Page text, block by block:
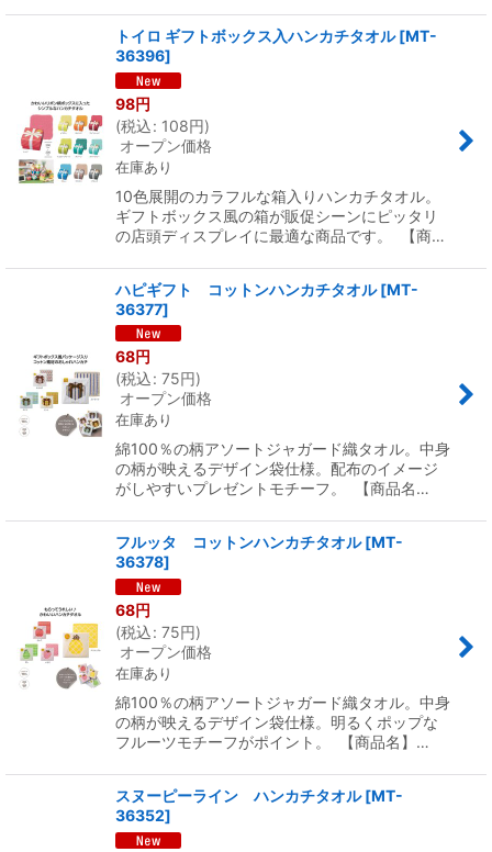
トイロ ギフトボックス入ハンカチタオル [MT-
36396]
98円
(税込: 108円)
オープン価格
在庫あり
10色展開のカラフルな箱入りハンカチタオル。
ギフトボックス風の箱が販促シーンにピッタリ
の店頭ディスプレイに最適な商品です。 【商…
ハピギフト コットンハンカチタオル [MT-
36377]
68円
(税込: 75円)
オープン価格
在庫あり
綿100％の柄アソートジャガード織タオル。中身
の柄が映えるデザイン袋仕様。配布のイメージ
がしやすいプレゼントモチーフ。 【商品名…
フルッタ コットンハンカチタオル [MT-
36378]
68円
(税込: 75円)
オープン価格
在庫あり
綿100％の柄アソートジャガード織タオル。中身
の柄が映えるデザイン袋仕様。明るくポップな
フルーツモチーフがポイント。 【商品名】…
スヌーピーライン ハンカチタオル [MT-
36352]